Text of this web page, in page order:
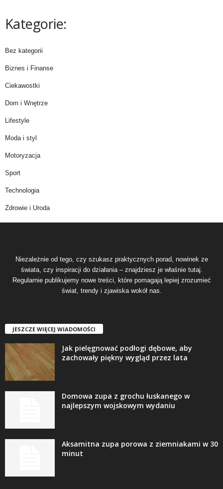
Kategorie:
Bez kategorii
Biznes i Finanse
Ciekawostki
Dom i Wnętrze
Lifestyle
Moda i styl
Motoryzacja
Sport
Technologia
Zdrowie i Uroda
Niezależnie od tego, czy szukasz praktycznych porad, nowinek ze
świata, czy inspiracji do działania – znajdziesz je właśnie tutaj.
Regularnie publikujemy nowe treści, które pomagają lepiej zrozumieć
świat, trendy i zjawiska wokół nas.
JESZCZE WIĘCEJ WIADOMOŚCI
Jak pielęgnować podłogi dębowe, aby
zachowały piękny wygląd przez lata
Domowa zupa z grochu łuskanego w
najlepszym wojskowym wydaniu
Aksamitna zupa porowa z ziemniakami w 30
minut